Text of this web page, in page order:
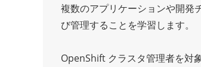
複数のアプリケーションや開発
び管理することを学習します。
OpenShift クラスタ管理者を対